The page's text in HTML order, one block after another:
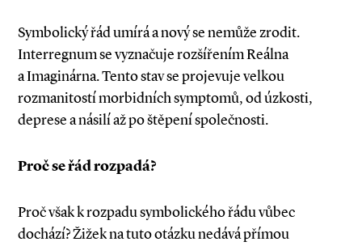
Symbolický řád umírá a nový se nemůže zrodit.
Interregnum se vyznačuje rozšířením Reálna
a Imaginárna. Tento stav se projevuje velkou
rozmanitostí morbidních symptomů, od úzkosti,
deprese a násilí až po štěpení společnosti.
Proč se řád rozpadá?
Proč však k rozpadu symbolického řádu vůbec
dochází? Žižek na tuto otázku nedává přímou